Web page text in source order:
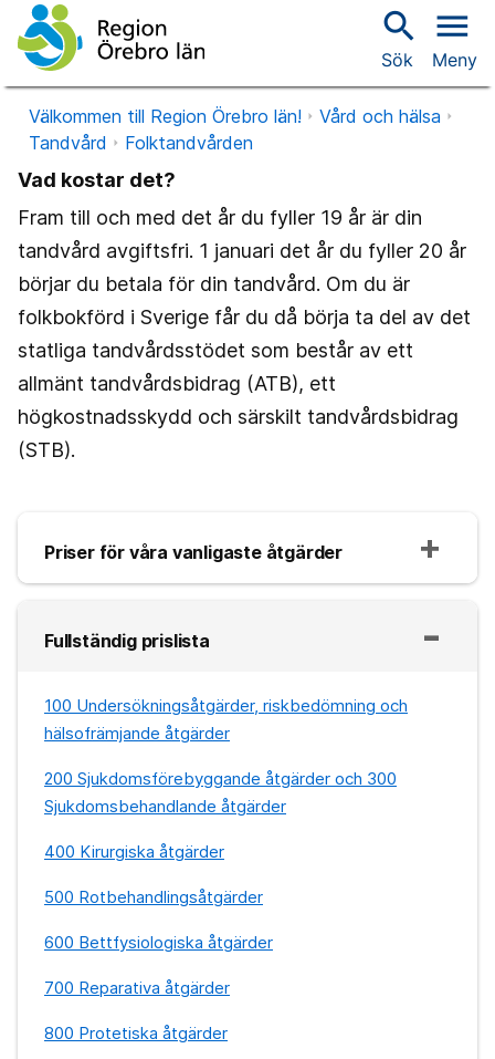
search
Sök
menu
Meny
Välkommen till Region Örebro län!
Vård och hälsa
Tandvård
Folktandvården
Vad kostar det?
Fram till och med det år du fyller 19 år är din
tandvård avgiftsfri. 1 januari det år du fyller 20 år
börjar du betala för din tandvård. Om du är
folkbokförd i Sverige får du då börja ta del av det
statliga tandvårdsstödet som består av ett
allmänt tandvårdsbidrag (ATB), ett
högkostnadsskydd och särskilt tandvårdsbidrag
(STB).
Priser för våra vanligaste åtgärder
Fullständig prislista
100 Undersökningsåtgärder, riskbedömning och
hälsofrämjande åtgärder
200 Sjukdomsförebyggande åtgärder och 300
Sjukdomsbehandlande åtgärder
400 Kirurgiska åtgärder
500 Rotbehandlingsåtgärder
600 Bettfysiologiska åtgärder
700 Reparativa åtgärder
800 Protetiska åtgärder